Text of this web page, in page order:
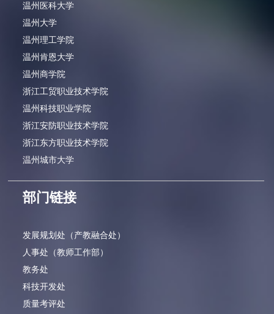
温州医科大学
温州大学
温州理工学院
温州肯恩大学
温州商学院
浙江工贸职业技术学院
温州科技职业学院
浙江安防职业技术学院
浙江东方职业技术学院
温州城市大学
部门链接
发展规划处（产教融合处）
人事处（教师工作部）
教务处
科技开发处
质量考评处